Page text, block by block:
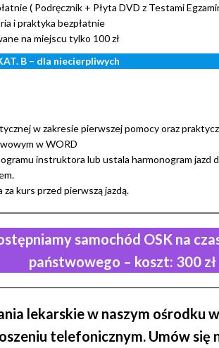
( Podręcznik + Płyta DVD z Testami
i praktyka bezpłatnie
na miejscu tylko 100 zł
B – dla niecierpliwych
w zakresie pierwszej pomocy oraz
w WORD
instruktora lub ustala harmonogram jazd
kurs przed pierwszą jazdą.
samochód OSK na
państwowego – koszt: 300 zł
lekarskie w naszym ośrodku
telefonicznym. Umów się